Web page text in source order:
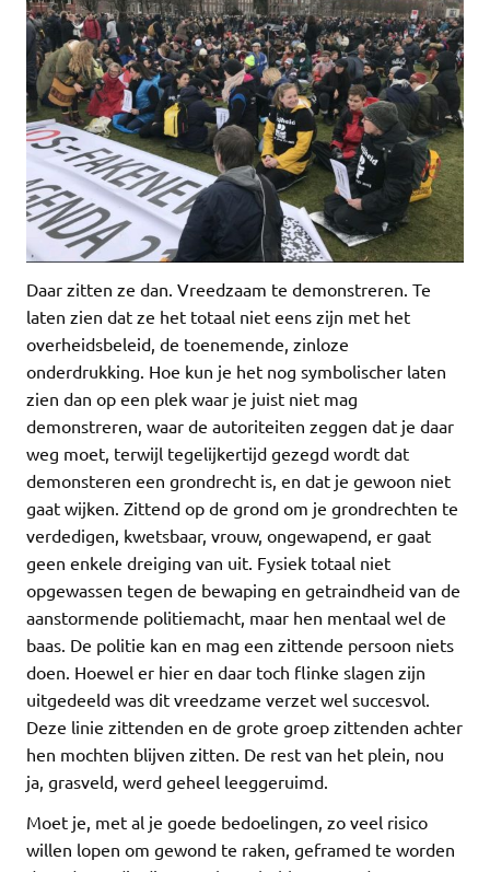
Daar zitten ze dan. Vreedzaam te demonstreren. Te
laten zien dat ze het totaal niet eens zijn met het
overheidsbeleid, de toenemende, zinloze
onderdrukking. Hoe kun je het nog symbolischer laten
zien dan op een plek waar je juist niet mag
demonstreren, waar de autoriteiten zeggen dat je daar
weg moet, terwijl tegelijkertijd gezegd wordt dat
demonsteren een grondrecht is, en dat je gewoon niet
gaat wijken. Zittend op de grond om je grondrechten te
verdedigen, kwetsbaar, vrouw, ongewapend, er gaat
geen enkele dreiging van uit. Fysiek totaal niet
opgewassen tegen de bewaping en getraindheid van de
aanstormende politiemacht, maar hen mentaal wel de
baas. De politie kan en mag een zittende persoon niets
doen. Hoewel er hier en daar toch flinke slagen zijn
uitgedeeld was dit vreedzame verzet wel succesvol.
Deze linie zittenden en de grote groep zittenden achter
hen mochten blijven zitten. De rest van het plein, nou
ja, grasveld, werd geheel leeggeruimd.
Moet je, met al je goede bedoelingen, zo veel risico
willen lopen om gewond te raken, geframed te worden